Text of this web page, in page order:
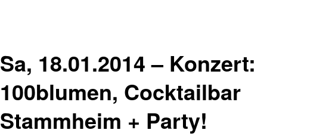
Sa, 18.01.2014 – Konzert:
100blumen, Cocktailbar
Stammheim + Party!